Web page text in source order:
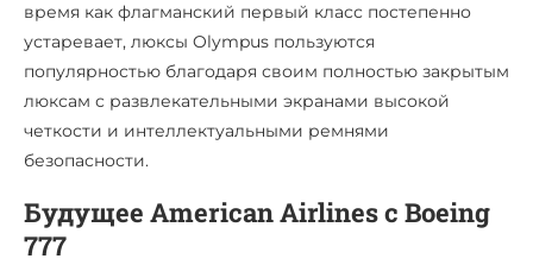
время как флагманский первый класс постепенно
устаревает, люксы Olympus пользуются
популярностью благодаря своим полностью закрытым
люксам с развлекательными экранами высокой
четкости и интеллектуальными ремнями
безопасности.
Будущее American Airlines с Boeing
777